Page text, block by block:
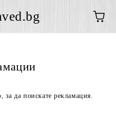
за да поискате рекламация.